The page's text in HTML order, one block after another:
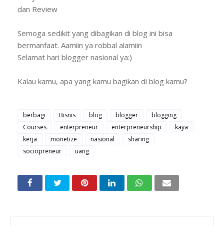
dan Review
Semoga sedikit yang dibagikan di blog ini bisa
bermanfaat. Aamiin ya robbal alamiin
Selamat hari blogger nasional ya:)
Kalau kamu, apa yang kamu bagikan di blog kamu?
berbagi Bisnis blog blogger
blogging
Courses
enterpreneur enterpreneurship
kaya
kerja
monetize nasional
sharing
sociopreneur
uang